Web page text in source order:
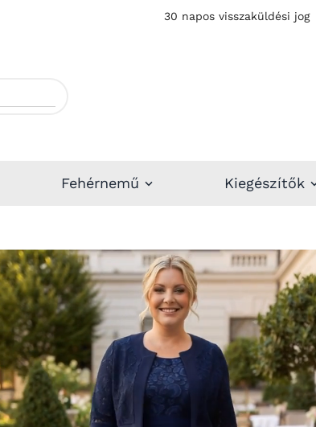
30 napos visszaküldési jog
Fehérnemű Kiegészítők